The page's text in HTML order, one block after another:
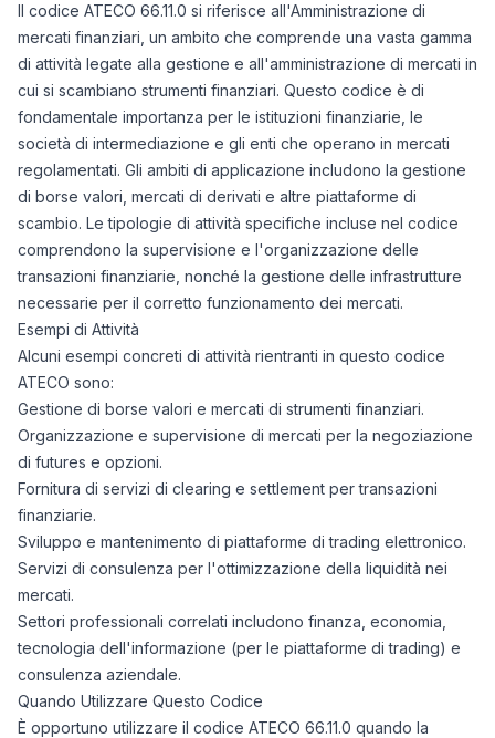
Il codice ATECO 66.11.0 si riferisce all'Amministrazione di
mercati finanziari, un ambito che comprende una vasta gamma
di attività legate alla gestione e all'amministrazione di mercati in
cui si scambiano strumenti finanziari. Questo codice è di
fondamentale importanza per le istituzioni finanziarie, le
società di intermediazione e gli enti che operano in mercati
regolamentati. Gli ambiti di applicazione includono la gestione
di borse valori, mercati di derivati e altre piattaforme di
scambio. Le tipologie di attività specifiche incluse nel codice
comprendono la supervisione e l'organizzazione delle
transazioni finanziarie, nonché la gestione delle infrastrutture
necessarie per il corretto funzionamento dei mercati.
Esempi di Attività
Alcuni esempi concreti di attività rientranti in questo codice
ATECO sono:
Gestione di borse valori e mercati di strumenti finanziari.
Organizzazione e supervisione di mercati per la negoziazione
di futures e opzioni.
Fornitura di servizi di clearing e settlement per transazioni
finanziarie.
Sviluppo e mantenimento di piattaforme di trading elettronico.
Servizi di consulenza per l'ottimizzazione della liquidità nei
mercati.
Settori professionali correlati includono finanza, economia,
tecnologia dell'informazione (per le piattaforme di trading) e
consulenza aziendale.
Quando Utilizzare Questo Codice
È opportuno utilizzare il codice ATECO 66.11.0 quando la